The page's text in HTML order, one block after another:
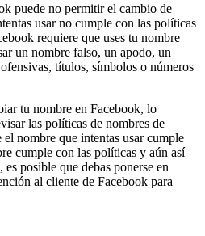
puede no permitir el cambio de
usar no cumple con las políticas
requiere que uses tu nombre
un nombre falso, un apodo, un
títulos, símbolos o números
tu nombre en Facebook, lo
las políticas de nombres de
nombre que intentas usar cumple
cumple con las políticas y aún así
posible que debas ponerse en
al cliente de Facebook para